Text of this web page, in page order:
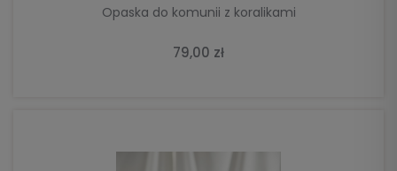
Opaska do komunii z koralikami
79,00 zł